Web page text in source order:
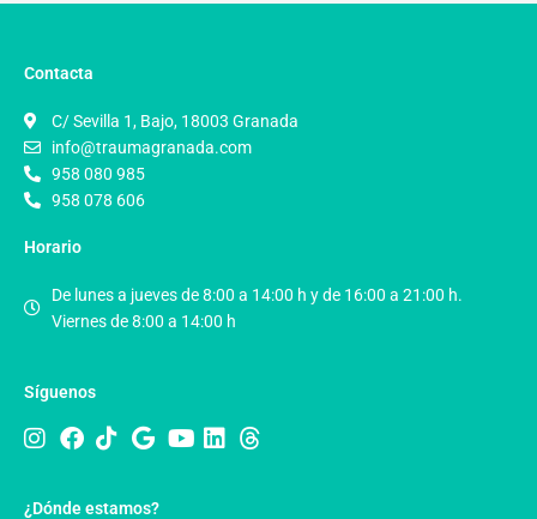
Contacta
C/ Sevilla 1, Bajo, 18003 Granada
info@traumagranada.com
958 080 985
958 078 606
Horario
De lunes a jueves de 8:00 a 14:00 h y de 16:00 a 21:00 h.
Viernes de 8:00 a 14:00 h
Síguenos
¿Dónde estamos?